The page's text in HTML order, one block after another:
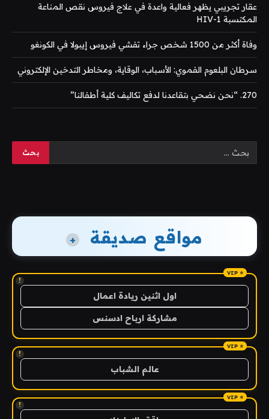
عقار تجريبي يظهر فعالية واعدة في علاج فيروس نقص المناعة
المكتسبة HIV-1
وفاة أكثر من 1500 شخص جراء تفشي فيروس إيبولا في الكونغو
سرطان البلعوم الفموي: الأسباب، الوقاية، ومخاطر التدخين الإلكتروني
270. “نحن نضحي بتقاعدنا لدفع تكاليف كلية أطفالنا”
مواقع صديقة +
!
اول اثنين ريادة اعمال
مشاركة ارباح ادسنس
!
عالم الشباب
!